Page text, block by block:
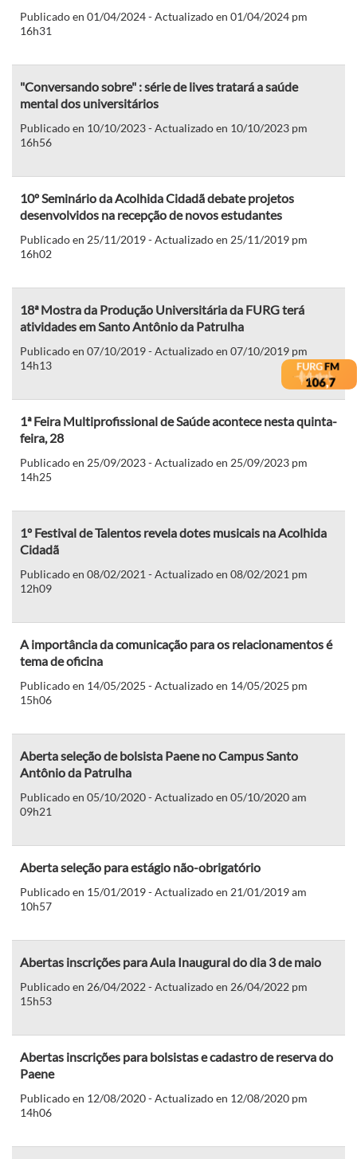
Publicado en 01/04/2024 - Actualizado en 01/04/2024 pm
16h31
"Conversando sobre" : série de lives tratará a saúde
mental dos universitários
Publicado en 10/10/2023 - Actualizado en 10/10/2023 pm
16h56
10º Seminário da Acolhida Cidadã debate projetos
desenvolvidos na recepção de novos estudantes
Publicado en 25/11/2019 - Actualizado en 25/11/2019 pm
16h02
18ª Mostra da Produção Universitária da FURG terá
atividades em Santo Antônio da Patrulha
Publicado en 07/10/2019 - Actualizado en 07/10/2019 pm
14h13
1ª Feira Multiprofissional de Saúde acontece nesta quinta-
feira, 28
Publicado en 25/09/2023 - Actualizado en 25/09/2023 pm
14h25
1º Festival de Talentos revela dotes musicais na Acolhida
Cidadã
Publicado en 08/02/2021 - Actualizado en 08/02/2021 pm
12h09
A importância da comunicação para os relacionamentos é
tema de oficina
Publicado en 14/05/2025 - Actualizado en 14/05/2025 pm
15h06
Aberta seleção de bolsista Paene no Campus Santo
Antônio da Patrulha
Publicado en 05/10/2020 - Actualizado en 05/10/2020 am
09h21
Aberta seleção para estágio não-obrigatório
Publicado en 15/01/2019 - Actualizado en 21/01/2019 am
10h57
Abertas inscrições para Aula Inaugural do dia 3 de maio
Publicado en 26/04/2022 - Actualizado en 26/04/2022 pm
15h53
Abertas inscrições para bolsistas e cadastro de reserva do
Paene
Publicado en 12/08/2020 - Actualizado en 12/08/2020 pm
14h06